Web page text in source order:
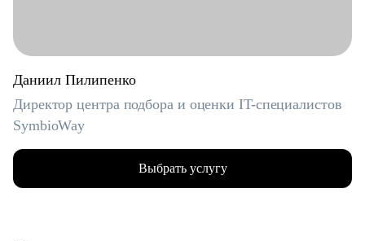
Даниил Пилипенко
Директор центра подбора и оценки IT-специалистов
SymbioWay
Выбрать услугу